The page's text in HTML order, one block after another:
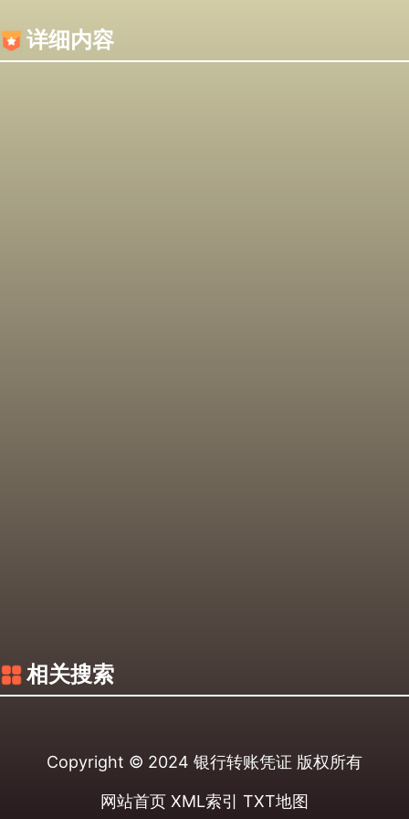
详细内容
相关搜索
Copyright © 2024 银行转账凭证 版权所有
网站首页 XML索引 TXT地图